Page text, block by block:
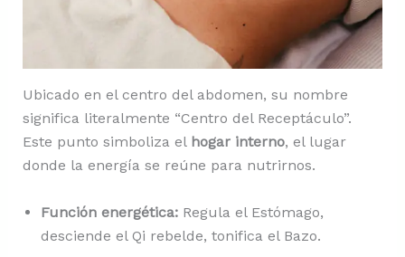
Ubicado en el centro del abdomen, su nombre
significa literalmente “Centro del Receptáculo”.
Este punto simboliza el hogar interno, el lugar
donde la energía se reúne para nutrirnos.
Función energética:Regula el Estómago,
desciende el Qi rebelde, tonifica el Bazo.